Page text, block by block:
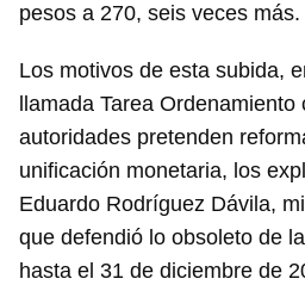
pesos a 270, seis veces más.
Los motivos de esta subida,
llamada Tarea
autoridades pretenden
unificación monetaria, los
Eduardo Rodríguez Dávila,
que defendió lo obsoleto de
hasta el 31 de diciembre de